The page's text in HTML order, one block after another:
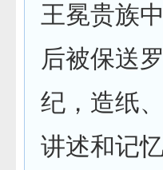
王冕贵族
后被保送
纪，造纸
讲述和记